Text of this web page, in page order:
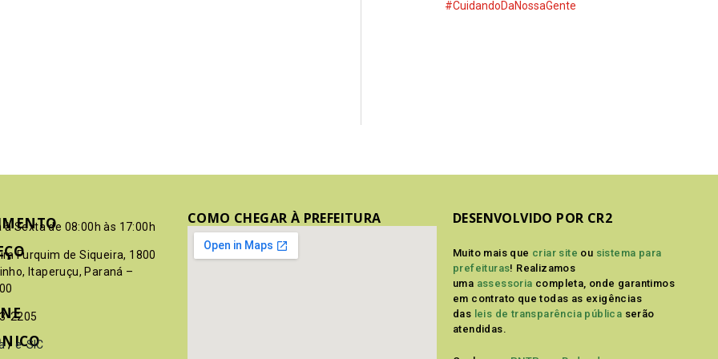
#CuidandoDaNossaGente
à Sexta de 08:00h às 17:00h
Furquim de Siqueira, 1800
Itaperuçu, Paraná –
2205
/ e-SIC
COMO CHEGAR À PREFEITURA DESENVOLVIDO POR CR2
Muito mais que criar site ou sistema para
prefeituras! Realizamos
uma assessoria completa, onde garantimos
em contrato que todas as exigências
das leis de transparência pública serão
atendidas.